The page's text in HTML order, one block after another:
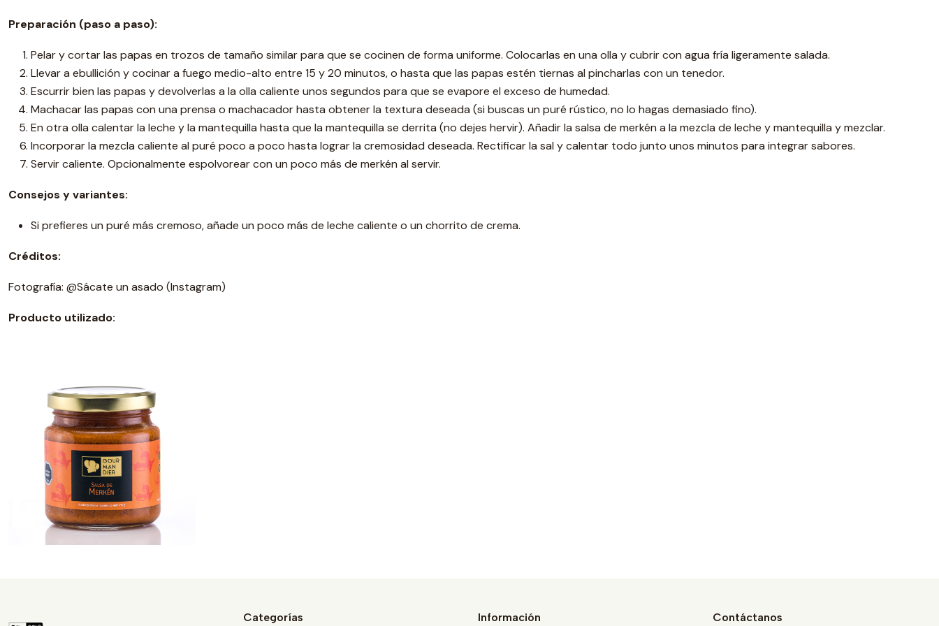
Preparación (paso a paso):
Pelar y cortar las papas en trozos de tamaño similar para que se cocinen de forma uniforme. Colocarlas en una olla y cubrir con agua fría ligeramente salada.
Llevar a ebullición y cocinar a fuego medio-alto entre 15 y 20 minutos, o hasta que las papas estén tiernas al pincharlas con un tenedor.
Escurrir bien las papas y devolverlas a la olla caliente unos segundos para que se evapore el exceso de humedad.
Machacar las papas con una prensa o machacador hasta obtener la textura deseada (si buscas un puré rústico, no lo hagas demasiado fino).
En otra olla calentar la leche y la mantequilla hasta que la mantequilla se derrita (no dejes hervir). Añadir la salsa de merkén a la mezcla de leche y mantequilla y mezclar.
Incorporar la mezcla caliente al puré poco a poco hasta lograr la cremosidad deseada. Rectificar la sal y calentar todo junto unos minutos para integrar sabores.
Servir caliente. Opcionalmente espolvorear con un poco más de merkén al servir.
Consejos y variantes:
Si prefieres un puré más cremoso, añade un poco más de leche caliente o un chorrito de crema.
Créditos:
Fotografía: @Sácate un asado (Instagram)
Producto utilizado:
Categorías Información Contáctanos